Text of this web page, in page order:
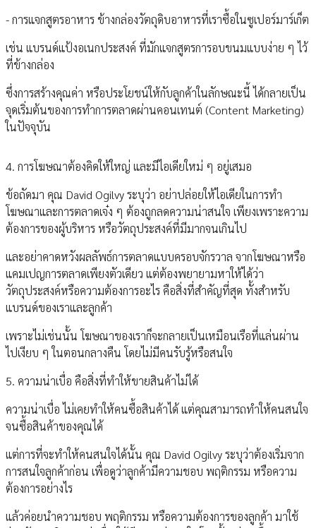
- การแจกสูตรอาหาร ข้างกล่องวัตถุดิบอาหารที่เราซื้อในซูเปอร์มาร์เก็ต
เช่น แบรนด์แป้งอเนกประสงค์ ที่มักแจกสูตรการอบขนมแบบง่าย ๆ ไว้
ที่ข้างกล่อง
ซึ่งการสร้างคุณค่า หรือประโยชน์ให้กับลูกค้าในลักษณะนี้ ได้กลายเป็น
จุดเริ่มต้นของการทำการตลาดผ่านคอนเทนต์ (Content Marketing)
ในปัจจุบัน
4. การโฆษณาต้องคิดให้ใหญ่ และมีไอเดียใหม่ ๆ อยู่เสมอ
ข้อถัดมา คุณ David Ogilvy ระบุว่า อย่าปล่อยให้ไอเดียในการทำ
โฆษณาและการตลาดเจ๋ง ๆ ต้องถูกลดความน่าสนใจ เพียงเพราะความ
ต้องการของผู้บริหาร หรือวัตถุประสงค์ที่มีมากจนเกินไป
และอย่าคาดหวังผลลัพธ์การตลาดแบบครอบจักรวาล จากโฆษณาหรือ
แคมเปญการตลาดเพียงตัวเดียว แต่ต้องพยายามหาให้ได้ว่า
วัตถุประสงค์หรือความต้องการอะไร คือสิ่งที่สำคัญที่สุด ทั้งสำหรับ
แบรนด์ของเราและลูกค้า
เพราะไม่เช่นนั้น โฆษณาของเราก็จะกลายเป็นเหมือนเรือที่แล่นผ่าน
ไปเงียบ ๆ ในตอนกลางคืน โดยไม่มีคนรับรู้หรือสนใจ
5. ความน่าเบื่อ คือสิ่งที่ทำให้ขายสินค้าไม่ได้
ความน่าเบื่อ ไม่เคยทำให้คนซื้อสินค้าได้ แต่คุณสามารถทำให้คนสนใจ
จนซื้อสินค้าของคุณได้
แต่การที่จะทำให้คนสนใจได้นั้น คุณ David Ogilvy ระบุว่าต้องเริ่มจาก
การสนใจลูกค้าก่อน เพื่อดูว่าลูกค้ามีความชอบ พฤติกรรม หรือความ
ต้องการอย่างไร
แล้วค่อยนำความชอบ พฤติกรรม หรือความต้องการของลูกค้า มาใช้